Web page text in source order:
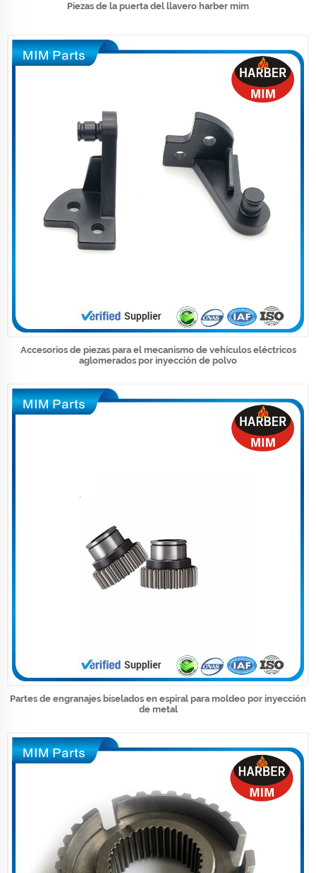
Piezas de la puerta del llavero harber mim
Accesorios de piezas para el mecanismo de vehículos eléctricos
aglomerados por inyección de polvo
Partes de engranajes biselados en espiral para moldeo por inyección
de metal